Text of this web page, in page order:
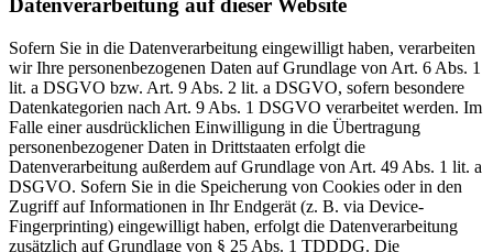
Datenverarbeitung auf dieser Website
Sofern Sie in die Datenverarbeitung eingewilligt haben, verarbeiten
wir Ihre personenbezogenen Daten auf Grundlage von Art. 6 Abs. 1
lit. a DSGVO bzw. Art. 9 Abs. 2 lit. a DSGVO, sofern besondere
Datenkategorien nach Art. 9 Abs. 1 DSGVO verarbeitet werden. Im
Falle einer ausdrücklichen Einwilligung in die Übertragung
personenbezogener Daten in Drittstaaten erfolgt die
Datenverarbeitung außerdem auf Grundlage von Art. 49 Abs. 1 lit. a
DSGVO. Sofern Sie in die Speicherung von Cookies oder in den
Zugriff auf Informationen in Ihr Endgerät (z. B. via Device-
Fingerprinting) eingewilligt haben, erfolgt die Datenverarbeitung
zusätzlich auf Grundlage von § 25 Abs. 1 TDDDG. Die